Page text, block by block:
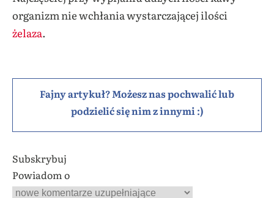
organizm nie wchłania wystarczającej ilości
żelaza.
Fajny artykuł? Możesz nas pochwalić lub
podzielić się nim z innymi :)
Subskrybuj
Powiadom o